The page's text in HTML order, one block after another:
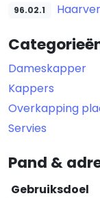
96.02.1
Dameskapper
Kappers
Overkapping
Servies
Pand &
Gebruiksdoel